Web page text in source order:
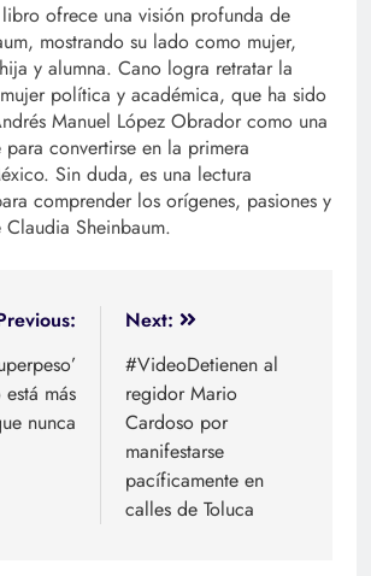
ofrece una visión profunda de
mostrando su lado como mujer,
y alumna. Cano logra retratar la
política y académica, que ha sido
Manuel López Obrador como una
convertirse en la primera
Sin duda, es una lectura
comprender los orígenes, pasiones y
Sheinbaum.
más
nunca
Next:
#VideoDetienen al
regidor Mario
Cardoso por
manifestarse
pacíficamente en
calles de Toluca